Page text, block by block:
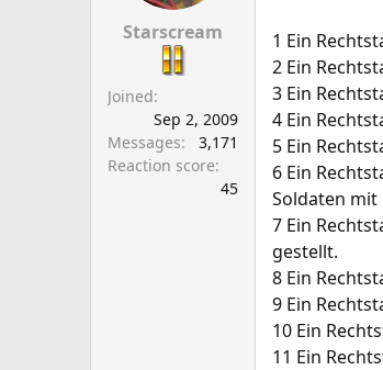
r
Starscream
Joined
Sep 2, 2009
Messages
3,171
Reaction score
45
1 Ein
2 Ein
3 Ein
4 Ein
5 Ein
6 Ein
Soldaten
7 Ein
gestellt.
8 Ein
9 Ein
10 Ein
11 Ein